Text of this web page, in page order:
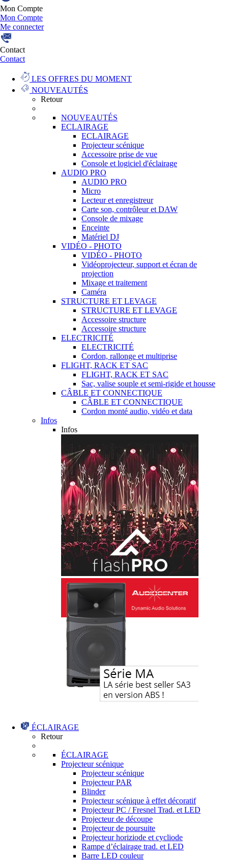
Mon Compte
Mon Compte
Me connecter
Contact
Contact
LES OFFRES DU MOMENT
NOUVEAUTÉS
Retour
NOUVEAUTÉS
ECLAIRAGE
ECLAIRAGE
Projecteur scénique
Accessoire prise de vue
Console et logiciel d'éclairage
AUDIO PRO
AUDIO PRO
Micro
Lecteur et enregistreur
Carte son, contrôleur et DAW
Console de mixage
Enceinte
Matériel DJ
VIDÉO - PHOTO
VIDÉO - PHOTO
Vidéoprojecteur, support et écran de
projection
Mixage et traitement
Caméra
STRUCTURE ET LEVAGE
STRUCTURE ET LEVAGE
Accessoire structure
Accessoire structure
ELECTRICITÉ
ELECTRICITÉ
Cordon, rallonge et multiprise
FLIGHT, RACK ET SAC
FLIGHT, RACK ET SAC
Sac, valise souple et semi-rigide et housse
CÂBLE ET CONNECTIQUE
CÂBLE ET CONNECTIQUE
Cordon monté audio, vidéo et data
Infos
Infos
ÉCLAIRAGE
Retour
ÉCLAIRAGE
Projecteur scénique
Projecteur scénique
Projecteur PAR
Blinder
Projecteur scénique à effet décoratif
Projecteur PC / Fresnel Trad. et LED
Projecteur de découpe
Projecteur de poursuite
Projecteur horiziode et cycliode
Rampe d’éclairage trad. et LED
Barre LED couleur